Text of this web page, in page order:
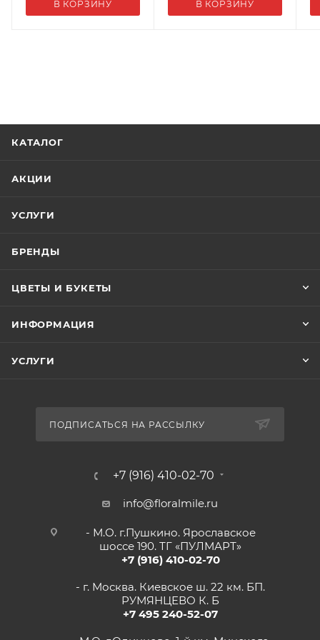
В КОРЗИНУ В КОРЗИНУ
КАТАЛОГ
АКЦИИ
УСЛУГИ
БРЕНДЫ
ЦВЕТЫ И БУКЕТЫ
ИНФОРМАЦИЯ
УСЛУГИ
ПОДПИСАТЬСЯ НА РАССЫЛКУ
+7 (916) 410-02-70
info@floralmile.ru
- М.О. г.Пушкино. Ярославское
шоссе 190. ТГ «ПУЛМАРТ»
+7 (916) 410-02-70
- г. Москва. Киевское ш. 22 км. БП.
РУМЯНЦЕВО К. Б
+7 495 240-52-07